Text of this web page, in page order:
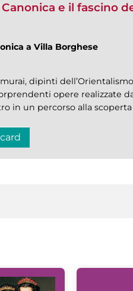
e il fascino
a Villa Borghese
dipinti
opere realizzate
in un percorso alla